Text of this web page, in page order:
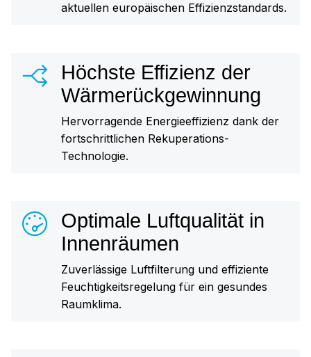
aktuellen europäischen Effizienzstandards.
Höchste Effizienz der
Wärmerückgewinnung
Hervorragende Energieeffizienz dank der
fortschrittlichen Rekuperations-
Technologie.
Optimale Luftqualität in
Innenräumen
Zuverlässige Luftfilterung und effiziente
Feuchtigkeitsregelung für ein gesundes
Raumklima.